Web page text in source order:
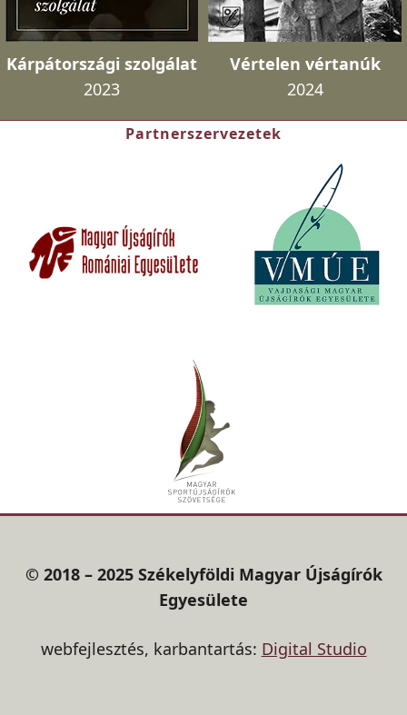
Kárpátországi szolgálat
2023
Vértelen vértanúk
2024
Partnerszervezetek
© 2018 – 2025 Székelyföldi Magyar Újságírók
Egyesülete
webfejlesztés, karbantartás: Digital Studio